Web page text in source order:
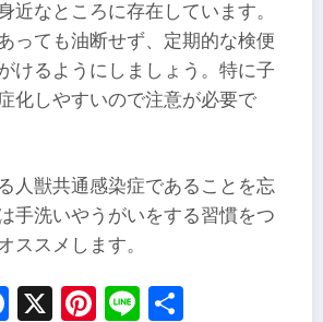
近なところに存在しています。
っても油断せず、定期的な検便
けるようにしましょう。特に子
化しやすいので注意が必要で
人獣共通感染症であることを忘
手洗いやうがいをする習慣をつ
ススメします。
Facebook
X Pinterest
Line